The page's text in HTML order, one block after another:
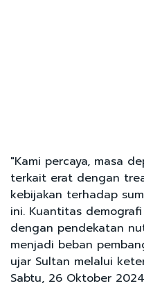
"Kami percaya, masa
terkait erat dengan
kebijakan terhadap
ini. Kuantitas
dengan pendekatan
menjadi beban
ujar Sultan melalui
Sabtu, 26 Oktober